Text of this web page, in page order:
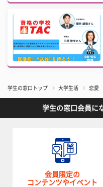
学生の窓口トップ 大学生活 恋愛
学生の窓口会員に
会員限定の
コンテンツやイベント